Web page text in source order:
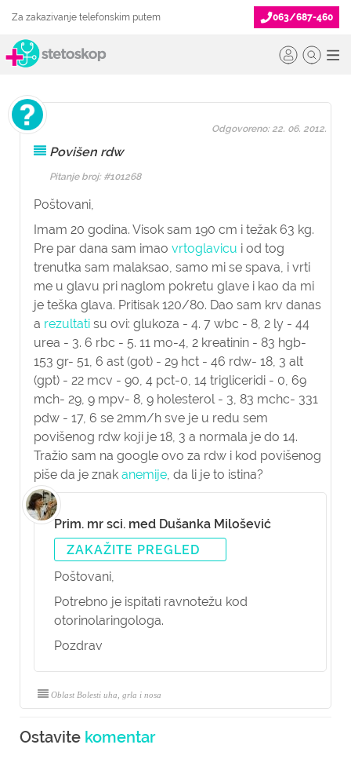
Za zakazivanje telefonskim putem 063/687-460
Povišen rdw
Pitanje broj: #101268
Poštovani,
Imam 20 godina. Visok sam 190 cm i težak 63 kg.
Pre par dana sam imao vrtoglavicu i od tog
trenutka sam malaksao, samo mi se spava, i vrti
me u glavu pri naglom pokretu glave i kao da mi
je teška glava. Pritisak 120/80. Dao sam krv danas
a rezultati su ovi: glukoza - 4. 7 wbc - 8, 2 ly - 44
urea - 3. 6 rbc - 5. 11 mo-4, 2 kreatinin - 83 hgb-
153 gr- 51, 6 ast (got) - 29 hct - 46 rdw- 18, 3 alt
(gpt) - 22 mcv - 90, 4 pct-0, 14 trigliceridi - 0, 69
mch- 29, 9 mpv- 8, 9 holesterol - 3, 83 mchc- 331
pdw - 17, 6 se 2mm/h sve je u redu sem
povišenog rdw koji je 18, 3 a normala je do 14.
Tražio sam na google ovo za rdw i kod povišenog
piše da je znak anemije, da li je to istina?
Odgovoreno: 22. 06. 2012.
Prim. mr sci. med Dušanka Milošević
ZAKAŽITE PREGLED
Poštovani,
Potrebno je ispitati ravnotežu kod
otorinolaringologa.
Pozdrav
Oblast Bolesti uha, grla i nosa
Ostavite komentar